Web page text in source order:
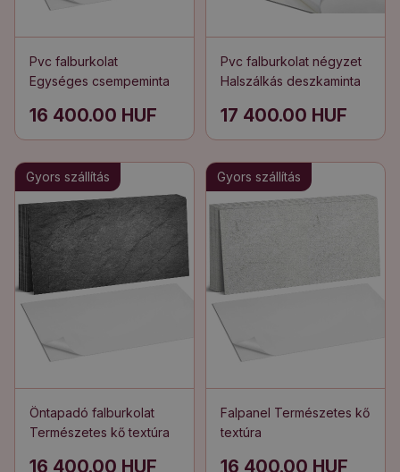
Pvc falburkolat
Egységes csempeminta
16 400.00 HUF
Pvc falburkolat négyzet
Halszálkás deszkaminta
17 400.00 HUF
Gyors szállítás
Öntapadó falburkolat
Természetes kő textúra
16 400.00 HUF
Gyors szállítás
Falpanel Természetes kő
textúra
16 400.00 HUF